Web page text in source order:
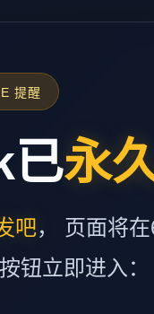
提醒
已永
吧， 页面将
钮立即进入：